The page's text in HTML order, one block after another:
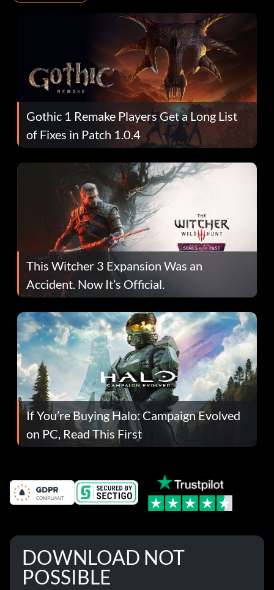
Gothic 1 Remake Players Get a Long List
of Fixes in Patch 1.0.4
This Witcher 3 Expansion Was an
Accident. Now It’s Official.
If You’re Buying Halo: Campaign Evolved
on PC, Read This First
DOWNLOAD NOT
POSSIBLE